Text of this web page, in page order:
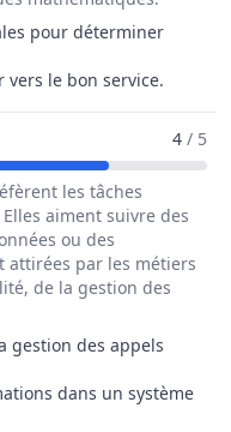
pour déterminer
le bon service.
De Assistant /
4 / 5
les tâches
aiment suivre des
ou des
attirées par les métiers
de la gestion des
gestion des appels
dans un système